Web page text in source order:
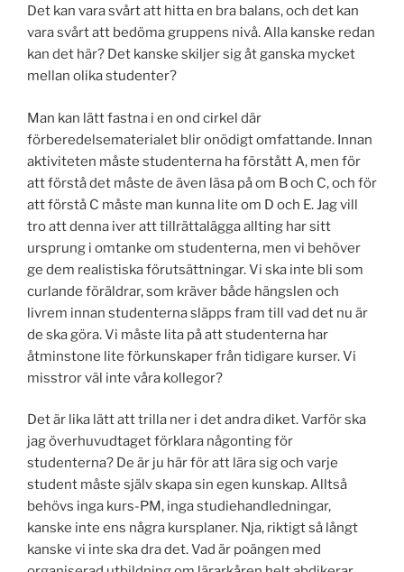
Det kan vara svårt att hitta en bra balans, och det kan
vara svårt att bedöma gruppens nivå. Alla kanske redan
kan det här? Det kanske skiljer sig åt ganska mycket
mellan olika studenter?
Man kan lätt fastna i en ond cirkel där
förberedelsematerialet blir onödigt omfattande. Innan
aktiviteten måste studenterna ha förstått A, men för
att förstå det måste de även läsa på om B och C, och för
att förstå C måste man kunna lite om D och E. Jag vill
tro att denna iver att tillrättalägga allting har sitt
ursprung i omtanke om studenterna, men vi behöver
ge dem realistiska förutsättningar. Vi ska inte bli som
curlande föräldrar, som kräver både hängslen och
livrem innan studenterna släpps fram till vad det nu är
de ska göra. Vi måste lita på att studenterna har
åtminstone lite förkunskaper från tidigare kurser. Vi
misstror väl inte våra kollegor?
Det är lika lätt att trilla ner i det andra diket. Varför ska
jag överhuvudtaget förklara någonting för
studenterna? De är ju här för att lära sig och varje
student måste själv skapa sin egen kunskap. Alltså
behövs inga kurs-PM, inga studiehandledningar,
kanske inte ens några kursplaner. Nja, riktigt så långt
kanske vi inte ska dra det. Vad är poängen med